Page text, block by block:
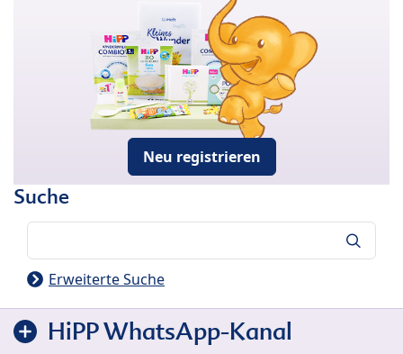
Neu registrieren
Suche
Erweiterte Suche
HiPP WhatsApp-Kanal